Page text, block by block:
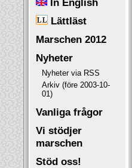
In English
Lättläst
Marschen 2012
Nyheter
Nyheter via RSS
Arkiv (före 2003-10-
01)
Vanliga frågor
Vi stödjer
marschen
Stöd oss!